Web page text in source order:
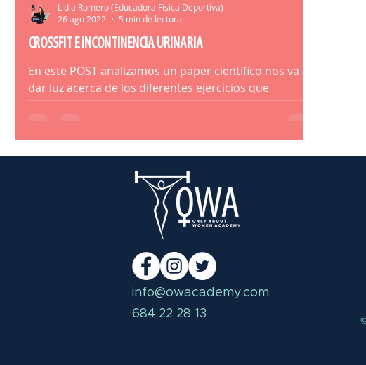
CROSSFIT E INCONTINENCIA URINARIA
En este POST analizamos un paper científico nos va a
dar luz acerca de los diferentes ejercicios que
provocan más incontinencia urinaria.
Lidia Romero (Educadora Física Deportiva)
26 ago 2022
5 min de lectura
info@owacademy.com
684 22 28 13